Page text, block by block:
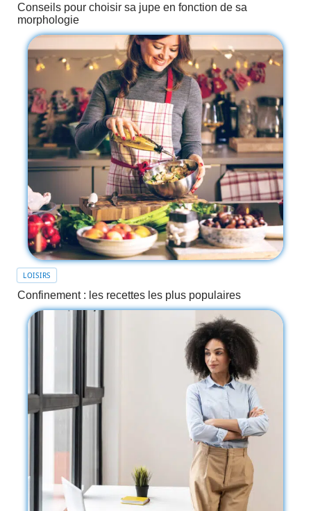
Conseils pour choisir sa jupe en fonction de sa
morphologie
LOISIRS
Confinement : les recettes les plus populaires